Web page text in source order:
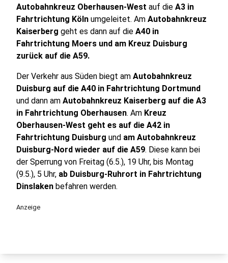
Autobahnkreuz Oberhausen-West auf die A3 in
Fahrtrichtung Köln umgeleitet. Am Autobahnkreuz
Kaiserberg geht es dann auf die A40 in
Fahrtrichtung Moers und am Kreuz Duisburg
zurück auf die A59.
Der Verkehr aus Süden biegt am Autobahnkreuz
Duisburg auf die A40 in Fahrtrichtung Dortmund
und dann am Autobahnkreuz Kaiserberg auf die A3
in Fahrtrichtung Oberhausen. Am Kreuz
Oberhausen-West geht es auf die A42 in
Fahrtrichtung Duisburg und am Autobahnkreuz
Duisburg-Nord wieder auf die A59. Diese kann bei
der Sperrung von Freitag (6.5.), 19 Uhr, bis Montag
(9.5.), 5 Uhr, ab Duisburg-Ruhrort in Fahrtrichtung
Dinslaken befahren werden.
Anzeige